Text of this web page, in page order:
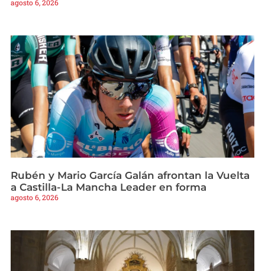
agosto 6, 2026
Rubén y Mario García Galán afrontan la Vuelta
a Castilla-La Mancha Leader en forma
agosto 6, 2026